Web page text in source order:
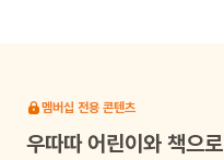
멤버십 전용 콘텐츠
우따따어린이와 책으로